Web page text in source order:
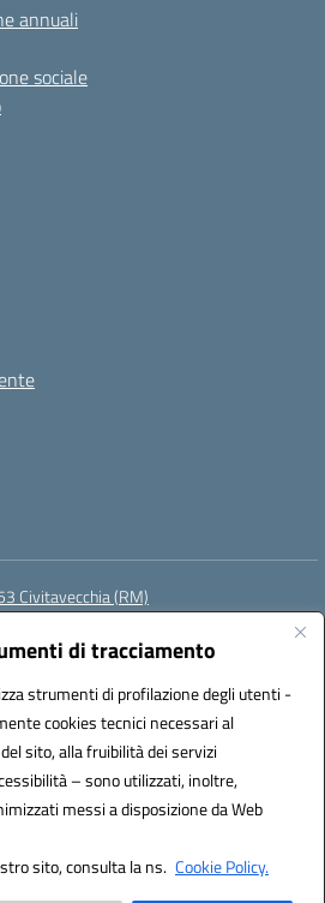
di tracciamento
strumenti di profilazione degli utenti -
cookies tecnici necessari al
sito, alla fruibilità dei servizi
– sono utilizzati, inoltre,
messi a disposizione da Web
sito, consulta la ns. Cookie Policy.
annuali
sociale
Civitavecchia (RM)
rmic8b900g@pec.istruzione.it
Amministrazioni (IPA): istsc_rmic8b900g
UFP4NO
by 3D Solution S.r.l.
Design by Designers Italia